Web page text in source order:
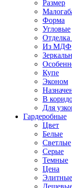
Размер
Форма
Угловые
Отделка
Из МДФ
Купе
Эконом
В
Для
Гардеробные
Цвет
Белые
Светлые
Серые
Темные
Цена
Элитные